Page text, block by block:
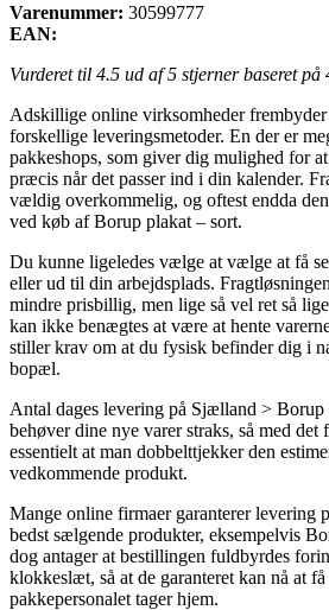
Varenummer: 30599777
EAN:
Vurderet til 4.5 ud af 5 stjerner baseret på
Adskillige online virksomheder
forskellige leveringsmetoder. En der er
pakkeshops, som giver dig mulighed for
præcis når det passer ind i din kalender.
vældig overkommelig, og oftest endda
ved køb af Borup plakat – sort.
Du kunne ligeledes vælge at vælge at få
eller ud til din arbejdsplads.
mindre prisbillig, men lige så vel ret så
kan ikke benægtes at være at hente
stiller krav om at du fysisk befinder dig i
bopæl.
Antal dages levering på Sjælland >
behøver dine nye varer straks, så med det
essentielt at man dobbelttjekker den
vedkommende produkt.
Mange online firmaer garanterer levering
bedst sælgende produkter, eksempelvis
dog antager at bestillingen fuldbyrdes
klokkeslæt, så at de garanteret kan nå at
pakkepersonalet tager hjem.